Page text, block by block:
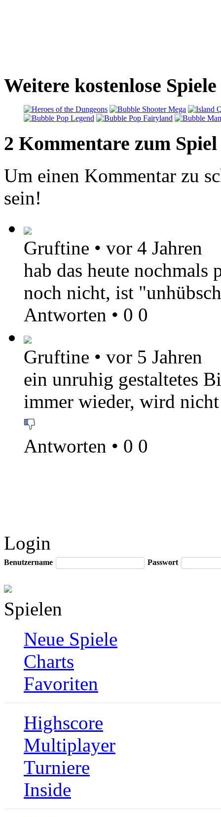
Weitere kostenlose
2 Kommentare zum Spiel
Um einen Kommentar zu
sein!
Gruftine • vor 4 Jahren
hab das heute
noch nicht, ist
Antworten • 0 0
Gruftine • vor 5 Jahren
ein unruhig gestaltetes
immer wieder, wird
Antworten • 0 0
Login
Benutzername Passwort
Spielen
Neue Spiele
Charts
Favoriten
Highscore
Multiplayer
Turniere
Inside